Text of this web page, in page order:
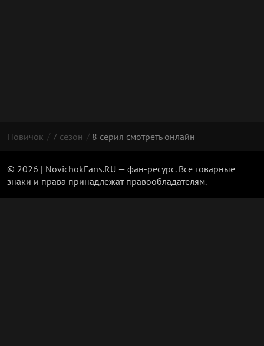
Новичок 7 сезон 8 серия смотреть онлайн
© 2026 | NovichokFans.RU — фан-ресурс. Все товарные
знаки и права принадлежат правообладателям.